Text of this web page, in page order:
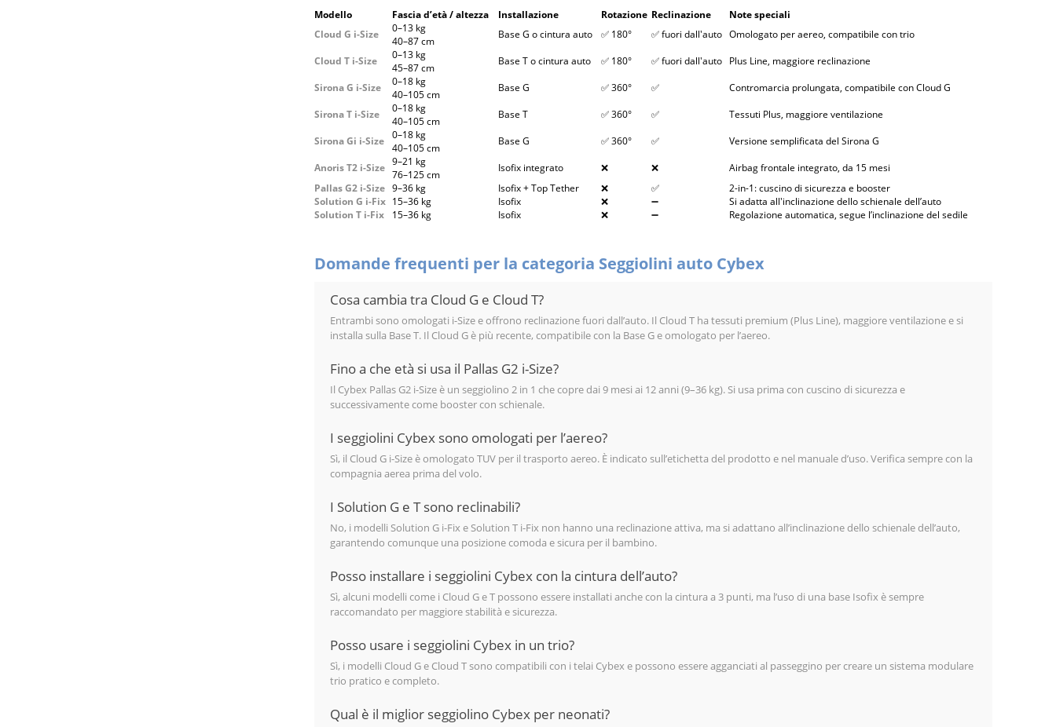
Modello Fascia d’età / altezza Installazione Rotazione Reclinazione
Note speciali
Cloud G i-Size
0–13 kg
40–87 cm
Base G o cintura auto ✅ 180° ✅ fuori dall'auto Omologato per aereo, compatibile con trio
Cloud T i-Size
0–13 kg
45–87 cm
Base T o cintura auto ✅ 180° ✅ fuori dall'auto Plus Line, maggiore reclinazione
Sirona G i-Size
0–18 kg
40–105 cm
Base G ✅ 360° ✅
Contromarcia prolungata, compatibile con Cloud G
Sirona T i-Size
0–18 kg
40–105 cm
Base T ✅ 360° ✅
Tessuti Plus, maggiore ventilazione
Sirona Gi i-Size 0–18 kg
40–105 cm
Base G ✅ 360° ✅
Versione semplificata del Sirona G
Anoris T2 i-Size 9–21 kg
76–125 cm
Isofix integrato ❌ ❌
Airbag frontale integrato, da 15 mesi
Pallas G2 i-Size 9–36 kg Isofix + Top Tether ❌ ✅
2-in-1: cuscino di sicurezza e booster
Solution G i-Fix 15–36 kg Isofix ❌ ➖
Si adatta all'inclinazione dello schienale dell’auto
Solution T i-Fix
15–36 kg Isofix ❌ ➖ Regolazione automatica, segue l’inclinazione del sedile
Domande frequenti per la categoria Seggiolini auto Cybex
Cosa cambia tra Cloud G e Cloud T?
Entrambi sono omologati i-Size e offrono reclinazione fuori dall’auto. Il Cloud T ha tessuti premium (Plus Line), maggiore ventilazione e si
installa sulla Base T. Il Cloud G è più recente, compatibile con la Base G e omologato per l’aereo.
Fino a che età si usa il Pallas G2 i-Size?
Il Cybex Pallas G2 i-Size è un seggiolino 2 in 1 che copre dai 9 mesi ai 12 anni (9–36 kg). Si usa prima con cuscino di sicurezza e
successivamente come booster con schienale.
I seggiolini Cybex sono omologati per l’aereo?
Sì, il Cloud G i-Size è omologato TUV per il trasporto aereo. È indicato sull’etichetta del prodotto e nel manuale d’uso. Verifica sempre con la
compagnia aerea prima del volo.
I Solution G e T sono reclinabili?
No, i modelli Solution G i-Fix e Solution T i-Fix non hanno una reclinazione attiva, ma si adattano all’inclinazione dello schienale dell’auto,
garantendo comunque una posizione comoda e sicura per il bambino.
Posso installare i seggiolini Cybex con la cintura dell’auto?
Sì, alcuni modelli come i Cloud G e T possono essere installati anche con la cintura a 3 punti, ma l’uso di una base Isofix è sempre
raccomandato per maggiore stabilità e sicurezza.
Posso usare i seggiolini Cybex in un trio?
Sì, i modelli Cloud G e Cloud T sono compatibili con i telai Cybex e possono essere agganciati al passeggino per creare un sistema modulare
trio pratico e completo.
Qual è il miglior seggiolino Cybex per neonati?